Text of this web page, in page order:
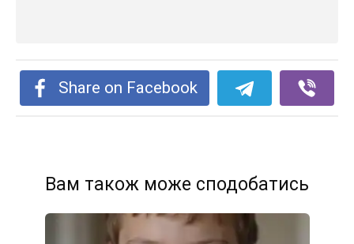
Share on Facebook
Вам також може сподобатись